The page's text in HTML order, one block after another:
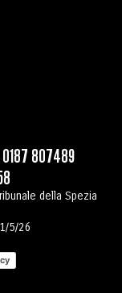
0187 807489
della Spezia
5/26